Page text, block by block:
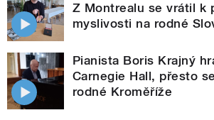
Z Montrealu se vrátil k
myslivosti na rodné
Pianista Boris Krajný
Carnegie Hall, přesto
rodné Kroměříže